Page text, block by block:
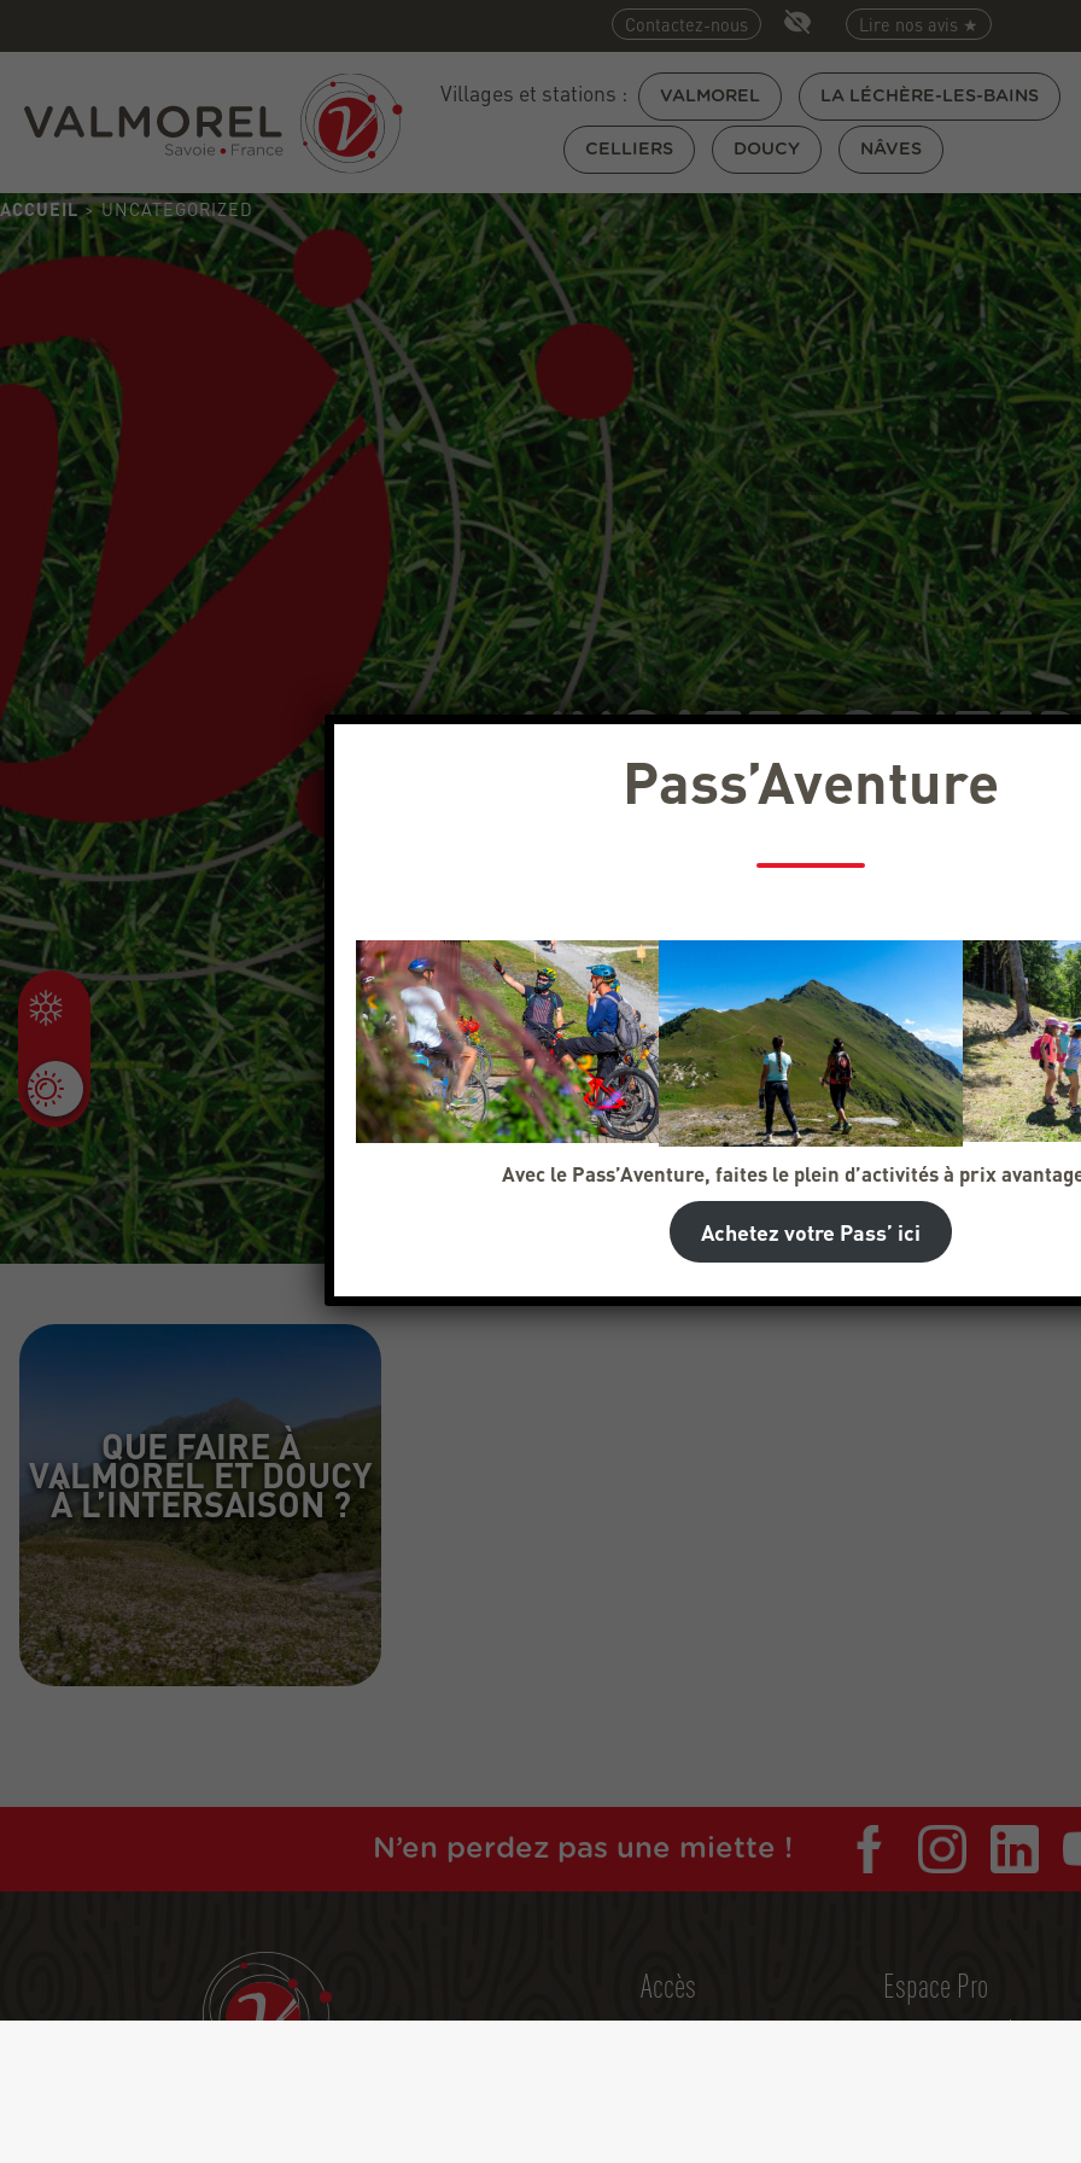
Contactez-nous Lire nos avis ★
Villages et stations : VALMOREL LA LÉCHÈRE-LES-BAINS
CELLIERS DOUCY NÂVES
ACCUEIL> UNCATEGORIZED
QUE FAIRE À
VALMOREL ET DOUCY
À L’INTERSAISON ?
N’en perdez pas une miette !
Accès
Navettes
Espace Pro
Espace Presse /
Pass’Aventure
Avec le Pass’Aventure, faites le plein d’activités à prix
Achetez votre Pass’ ici